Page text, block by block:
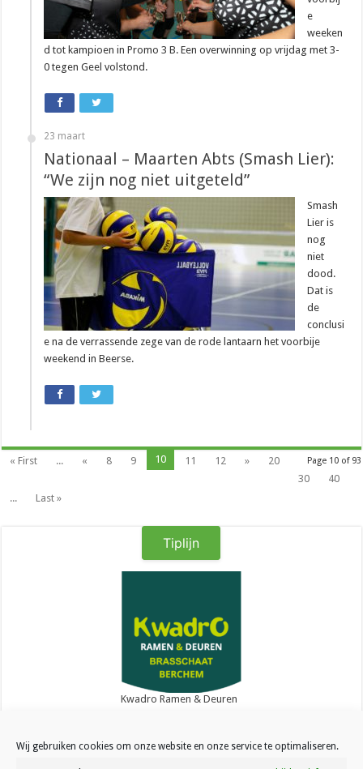
Wij gebruiken cookies om onze website en onze service te optimaliseren.
e
weeken
d tot kampioen in Promo 3 B. Een overwinning op vrijdag met 3-
0 tegen Geel volstond.
23 maart
Nationaal – Maarten Abts (Smash Lier):
“We zijn nog niet uitgeteld”
Smash
Lier is
nog
niet
dood.
Dat is
de
conclusi
e na de verrassende zege van de rode lantaarn het voorbije
weekend in Beerse.
Page 10 of 93
« First ... « 8 9 10 11 12 »
20
30
40
...
Last »
Tiplijn
Kwadro Ramen & Deuren